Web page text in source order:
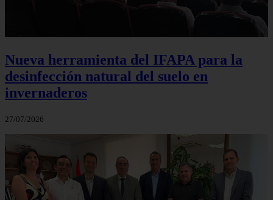
Nueva herramienta del IFAPA para la
desinfección natural del suelo en
invernaderos
27/07/2026